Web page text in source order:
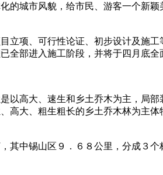
的城市风貌，给市民、游客一个新
项、可行性论证、初步设计及施
全部进入施工阶段，并将于四月底全
高大、速生和乡土乔木为主，局
高大、粗生粗长的乡土乔木林为主
中锡山区９．６８公里，分成３